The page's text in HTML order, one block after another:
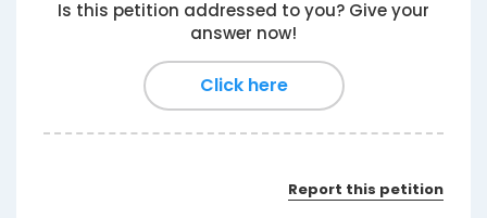
Is this petition addressed to you? Give your
answer now!
Click here
Report this petition